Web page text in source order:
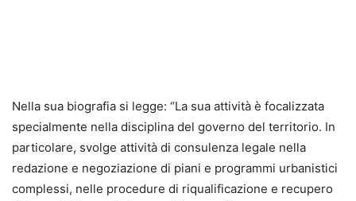
Nella sua biografia si legge: “La sua attività è focalizzata
specialmente nella disciplina del governo del territorio. In
particolare, svolge attività di consulenza legale nella
redazione e negoziazione di piani e programmi urbanistici
complessi, nelle procedure di riqualificazione e recupero